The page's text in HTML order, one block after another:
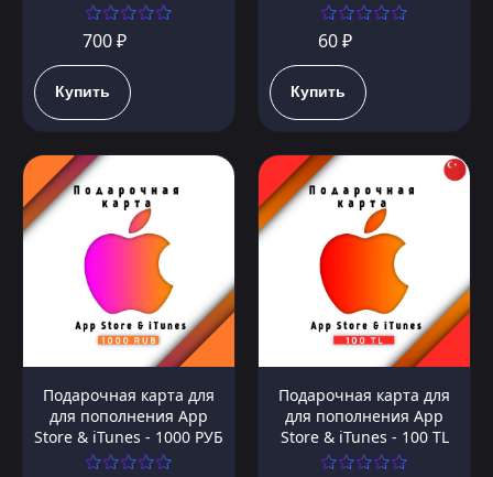
700 ₽
Купить
60 ₽
Купить
Подарочная карта для
для пополнения App
Store & iTunes - 1000 РУБ
Подарочная карта для
для пополнения App
Store & iTunes - 100 TL